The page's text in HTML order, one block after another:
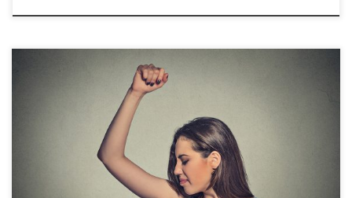
Özelikle yaz aylarında koltuk altı terlemesi insanları çok
rahatsız edebilmektedir. Bazı insanlar ellerindeki
terlemenin şiddeti nedeni ile araba direksiyonu
tutamamakta, bazı insanlar ise ayak tabanlarının çok
terlemesine bağlı terliklerinin kayıp ayaklarında
çıkmasından şikayet etmektedirler.